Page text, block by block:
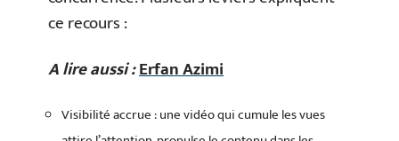
ce recours :
A lire aussi :Erfan Azimi
Visibilité accrue : une vidéo qui cumule les vues